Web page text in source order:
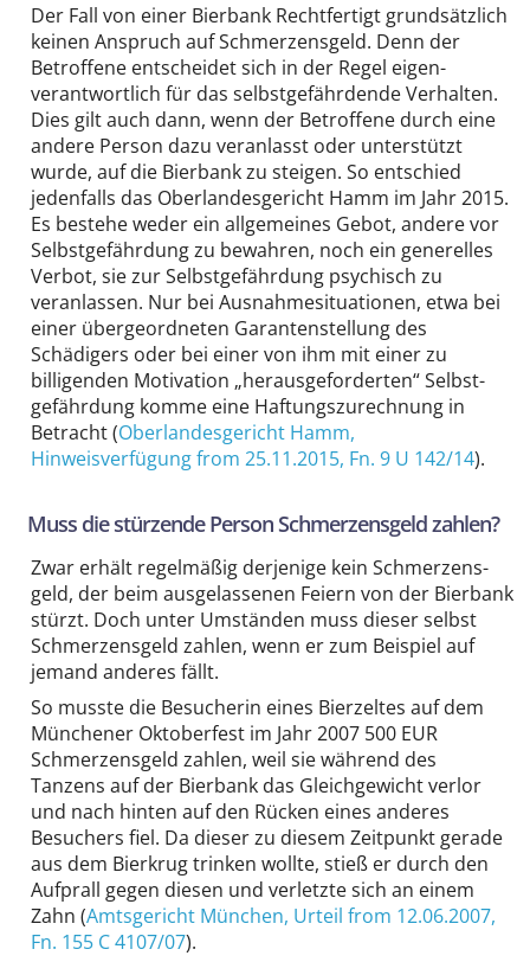
Der Fall von einer Bierbank Recht­fertigt grund­sätzlich
keinen Anspruch auf Schmerzens­geld. Denn der
Betroffene entscheidet sich in der Regel eigen­
verantwortlich für das selbst­gefährdende Verhalten.
Dies gilt auch dann, wenn der Betroffene durch eine
andere Person dazu veranlasst oder unterstützt
wurde, auf die Bierbank zu steigen. So entschied
jedenfalls das Oberlandes­gericht Hamm im Jahr 2015.
Es bestehe weder ein allgemeines Gebot, andere vor
Selbst­gefährdung zu bewahren, noch ein generelles
Verbot, sie zur Selbst­gefährdung psychisch zu
veranlassen. Nur bei Ausnahme­situationen, etwa bei
einer übergeordneten Garanten­stellung des
Schädigers oder bei einer von ihm mit einer zu
billigenden Motivation „heraus­geforderten“ Selbst­
gefährdung komme eine Haftungs­zurechnung in
Betracht (Oberlandesgericht Hamm,
Hinweisverfügung from 25.11.2015, Fn. 9 U 142/14).
Muss die stürzende Person Schmerzens­geld zahlen?
Zwar erhält regelmäßig derjenige kein Schmerzens­
geld, der beim aus­gelassenen Feiern von der Bierbank
stürzt. Doch unter Umständen muss dieser selbst
Schmerzens­geld zahlen, wenn er zum Beispiel auf
jemand anderes fällt.
So musste die Besucherin eines Bierzeltes auf dem
Münchener Oktoberfest im Jahr 2007 500 EUR
Schmerzens­geld zahlen, weil sie während des
Tanzens auf der Bierbank das Gleich­gewicht verlor
und nach hinten auf den Rücken eines anderes
Besuchers fiel. Da dieser zu diesem Zeitpunkt gerade
aus dem Bierkrug trinken wollte, stieß er durch den
Aufprall gegen diesen und verletzte sich an einem
Zahn (Amtsgericht München, Urteil from 12.06.2007,
Fn. 155 C 4107/07).